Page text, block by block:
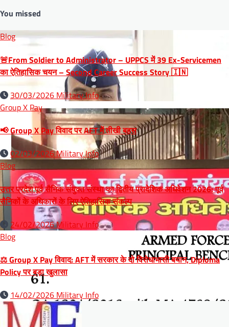
You missed
Blog
🚨From Soldier to Administrator – UPPCS में 39 Ex-Servicemen
का ऐतिहासिक चयन – Second Career Success Story 🇮🇳
30/03/2026 Military Info
Group X Pay
📢 Group X Pay विवाद पर AFT में तीखी बहस
02/03/2026Military Info
Blog
उत्तर प्रदेश पूर्व सैनिक संयुक्त संस्था का द्वितीय प्रादेशिक अधिवेशन 2026: पूर्व
सैनिकों के अधिकारों के लिए ऐतिहासिक संकल्प
24/02/2026Military Info
Blog
⚖️ Group X Pay विवाद: AFT में सरकार के दो विरोधाभासी बयान, Diploma
Policy पर बड़ा खुलासा
14/02/2026 Military Info